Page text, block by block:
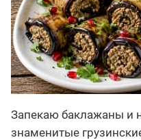
Запекаю баклажаны и
знаменитые